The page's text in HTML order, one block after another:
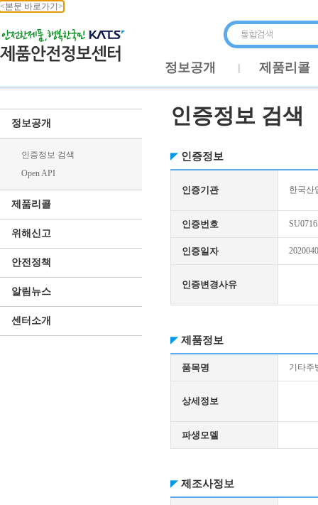
<본문 바로가기>
정보공개 제품리콜
정보공개
인증정보 검색
Open API
제품리콜
위해신고
안전정책
알림뉴스
센터소개
인증정보 검색
인증정보
인증기관 한국산
인증번호
인증일자
인증변경사유
제품정보
품목명 기타주
상세정보
파생모델
제조사정보